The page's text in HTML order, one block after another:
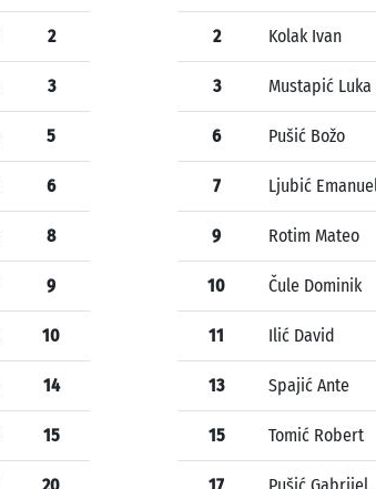
2
3
5
6
8
9
10
14
15
2 Kolak Ivan
3 Mustapić Luka
6 Pušić Božo
7 Ljubić
9 Rotim Mateo
10 Čule Dominik
11 Ilić David
13 Spajić Ante
15 Tomić Robert